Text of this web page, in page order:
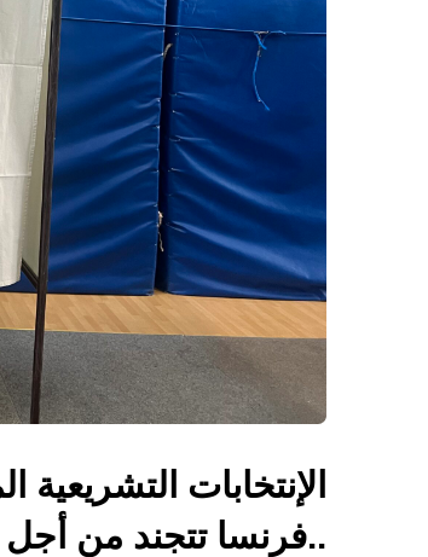
..فرنسا تتجند من